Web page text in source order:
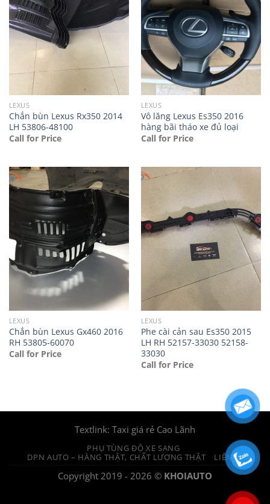
LEXUS
Chắn bùn Lexus Rx350 2014
LH 53806-48100
Call for Price
LEXUS
Vô lăng Lexus Es350 2016
hàng bãi tháo xe đủ loại
Call for Price
LEXUS
Chắn bùn Lexus Gx460 2016
RH 53805-60070
Call for Price
LEXUS
Phe cài cản sau Es350 2015
LH RH 52157-33030 52158-
33030
Call for Price
Textlink: Taxi giá rẻ Cao Lãnh
PHỤ TÙNG ĐỘ XE SANG
DPN AUTO – HÀNG THẬT, CHẤT LƯỢNG THẬT
LIÊN HỆ
Copyright 2019 - 2026 © KHOIAUTO